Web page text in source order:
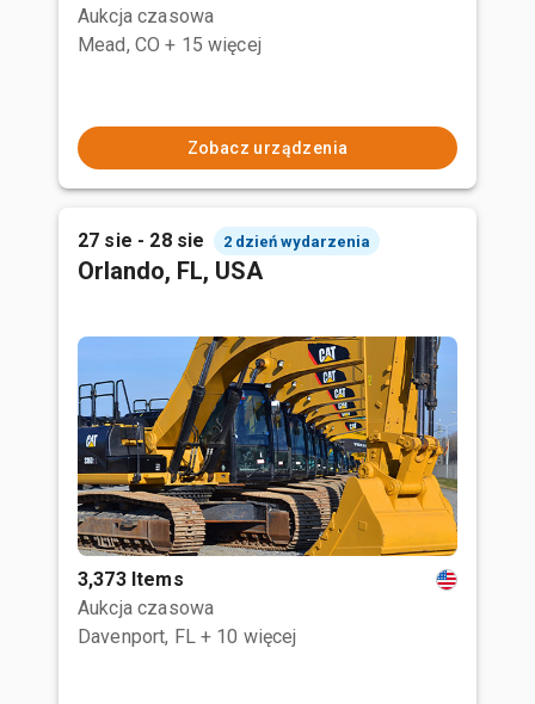
Aukcja czasowa
Mead, CO + 15 więcej
Zobacz urządzenia
27 sie - 28 sie 2 dzień wydarzenia
Orlando, FL, USA
3,373 Items
Aukcja czasowa
Davenport, FL + 10 więcej